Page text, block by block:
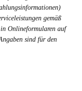
gemäß
Onlineformularen auf
sind für den